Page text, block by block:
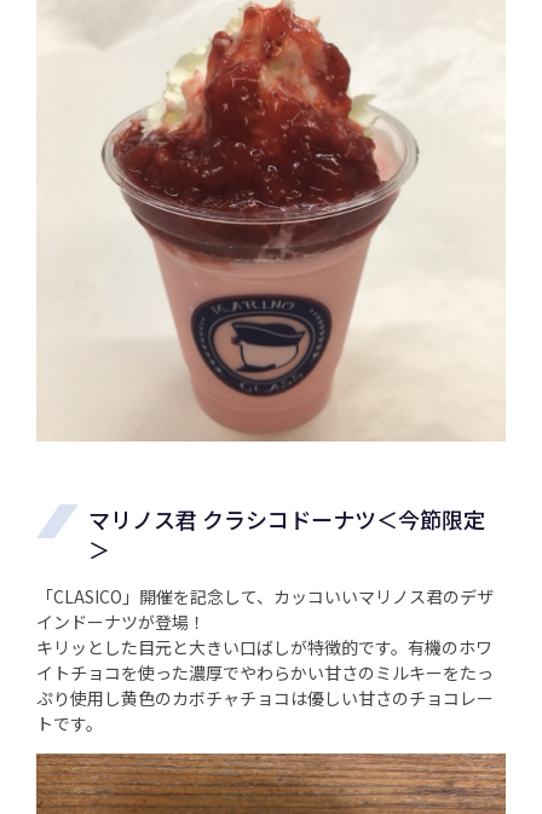
マリノス君 クラシコドーナツ＜今節限定
＞
「CLASICO」開催を記念して、カッコいいマリノス君のデザ
インドーナツが登場！
キリッとした目元と大きい口ばしが特徴的です。有機のホワ
イトチョコを使った濃厚でやわらかい甘さのミルキーをたっ
ぷり使用し黄色のカボチャチョコは優しい甘さのチョコレー
トです。